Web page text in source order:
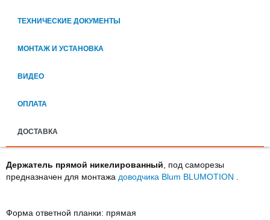
ТЕХНИЧЕСКИЕ ДОКУМЕНТЫ
МОНТАЖ И УСТАНОВКА
ВИДЕО
ОПЛАТА
ДОСТАВКА
Держатель прямой никелированный , под саморезы
предназначен для монтажа доводчика Blum BLUMOTION
Форма ответной планки: прямая